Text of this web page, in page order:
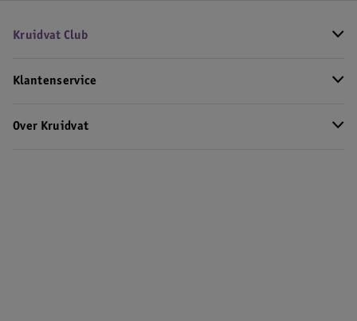
Kruidvat Club
Klantenservice
Over Kruidvat